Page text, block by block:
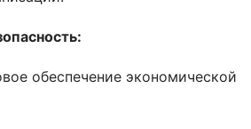
обеспечение экономической